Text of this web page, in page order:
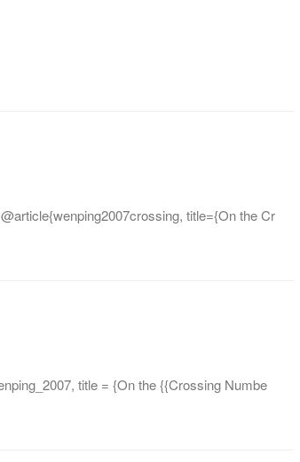
title={On the Cr
title = {On the {{Crossing Numbe